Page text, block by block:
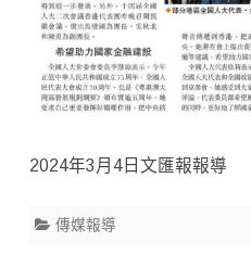
2024年3月4日文匯報報導
傳媒報導